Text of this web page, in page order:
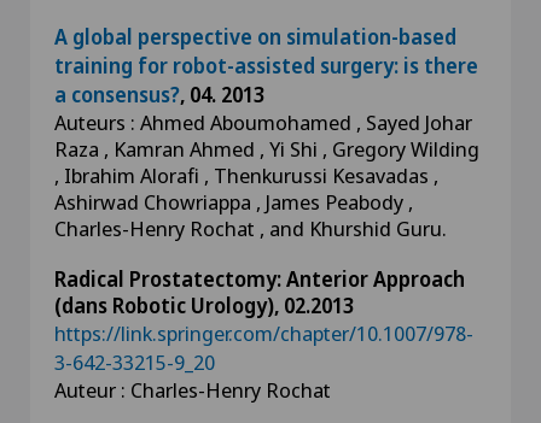
A global perspective on simulation-based
training for robot-assisted surgery: is there
a consensus?, 04. 2013
Auteurs : Ahmed Aboumohamed , Sayed Johar
Raza , Kamran Ahmed , Yi Shi , Gregory Wilding
, Ibrahim Alorafi , Thenkurussi Kesavadas ,
Ashirwad Chowriappa , James Peabody ,
Charles-Henry Rochat , and Khurshid Guru.
Radical Prostatectomy: Anterior Approach
(dans Robotic Urology), 02.2013
https://link.springer.com/chapter/10.1007/978-
3-642-33215-9_20
Auteur : Charles-Henry Rochat